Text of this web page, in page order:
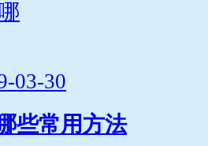
03-30
些常用方法